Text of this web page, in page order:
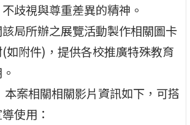
歧視與尊重差異的精神。
局所辦之展覽活動製作相關圖卡
如附件)，提供各校推廣特殊教育
本案相關相關影片資訊如下，可搭
使用：